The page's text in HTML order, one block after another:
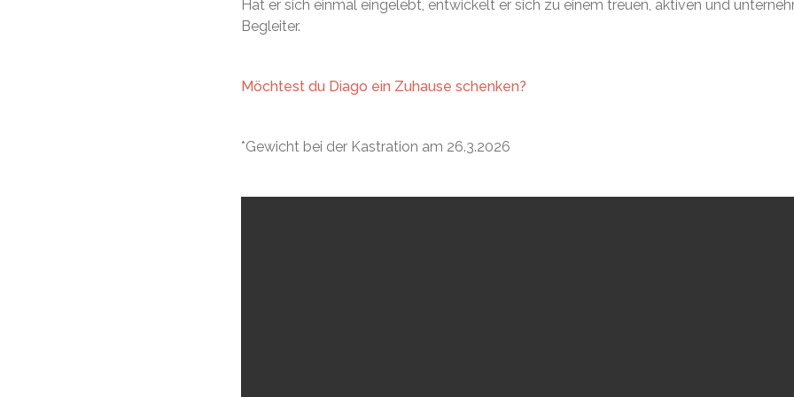
Hat er sich einmal eingelebt, entwickelt er sich zu einem treuen, aktiven und
Begleiter.
Möchtest du Diago ein Zuhause schenken?
*Gewicht bei der Kastration am 26.3.2026